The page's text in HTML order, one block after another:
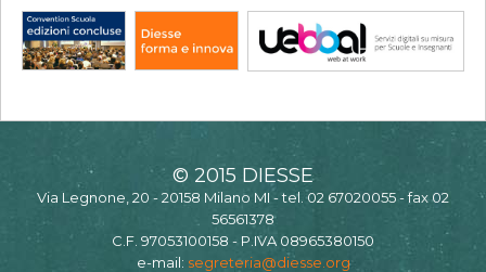
© 2015 DIESSE
Via Legnone, 20 - 20158 Milano MI - tel. 02 67020055 - fax 02
56561378
C.F. 97053100158 - P.IVA 08965380150
e-mail: segreteria@diesse.org